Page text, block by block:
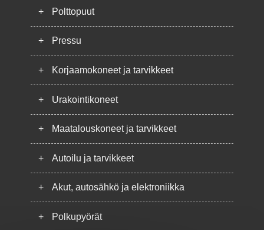
+ Polttopuut
+ Pressu
+ Korjaamokoneet ja tarvikkeet
+ Urakointikoneet
+ Maatalouskoneet ja tarvikkeet
+ Autoilu ja tarvikkeet
+ Akut, autosähkö ja elektroniikka
+ Polkupyörät